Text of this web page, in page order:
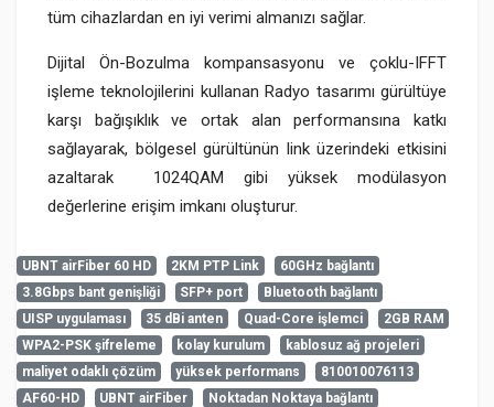
tüm cihazlardan en iyi verimi almanızı sağlar.
Dijital Ön-Bozulma kompansasyonu ve çoklu-IFFT
işleme teknolojilerini kullanan Radyo tasarımı gürültüye
karşı bağışıklık ve ortak alan performansına katkı
sağlayarak, bölgesel gürültünün link üzerindeki etkisini
azaltarak 1024QAM gibi yüksek modülasyon
değerlerine erişim imkanı oluşturur.
Sistem Detayları ve Uygunluk
İşlemci Özellikleri
Quad-Core ARM® Cortex ® A72
admin
8-8-2026
Henüz cevaplanmış soru bulunmuyor. İlk soruyu siz
sorabilirsiniz.
UBNT airFiber 60 HD 2KM PTP Link
60GHz bağlantı
3.8Gbps bant genişliği
SFP+ port
Bluetooth bağlantı
UISP uygulaması
35 dBi anten Quad-Core işlemci
2GB RAM
WPA2-PSK şifreleme
kolay kurulum
kablosuz ağ projeleri
maliyet odaklı çözüm
yüksek performans
810010076113
AF60-HD
UBNT airFiber Noktadan Noktaya bağlantı